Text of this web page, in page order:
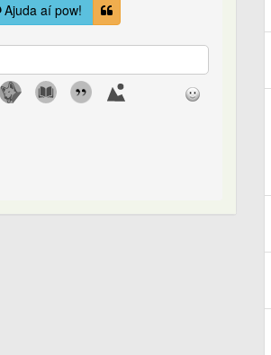
Ajuda aí pow!